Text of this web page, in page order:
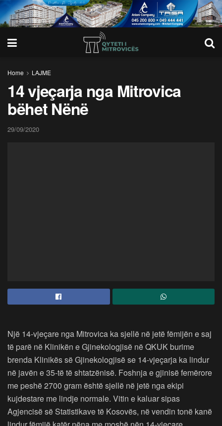
Home LAJME
14 vjeçarja nga Mitrovica
bëhet Nënë
29/09/2020
Një 14-vjeçare nga Mitrovica ka sjellë në jetë fëmijën e saj
të parë në Klinikën e Gjinekologjisë në QKUK burime
brenda Klinikës së Gjinekologjisë se 14-vjeçarja ka lindur
në javën e 35-të të shtatzënisë. Foshnja e gjinisë femërore
me peshë 2700 gram është sjellë në jetë nga ekipi
kujdestare me lindje normale. Vitin e kaluar sipas
Agjencisë së Statistikave të Kosovës, në vendin tonë kanë